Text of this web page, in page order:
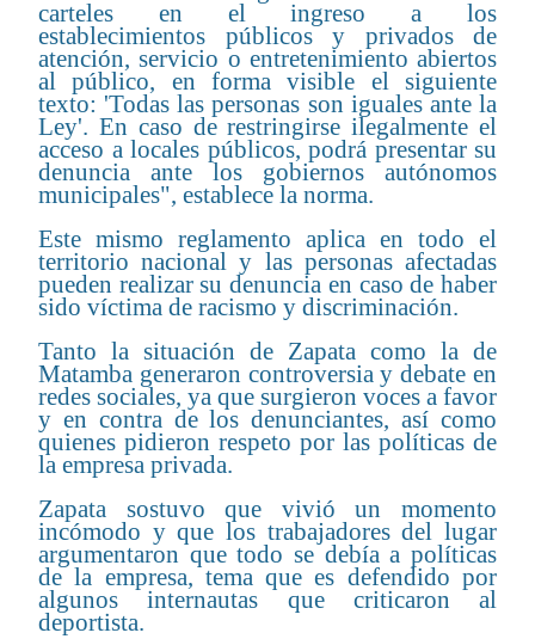
carteles en el ingreso a los
establecimientos públicos y privados de
atención, servicio o entretenimiento abiertos
al público, en forma visible el siguiente
texto: 'Todas las personas son iguales ante la
Ley'. En caso de restringirse ilegalmente el
acceso a locales públicos, podrá presentar su
denuncia ante los gobiernos autónomos
municipales", establece la norma.
Este mismo reglamento aplica en todo el
territorio nacional y las personas afectadas
pueden realizar su denuncia en caso de haber
sido víctima de racismo y discriminación.
Tanto la situación de Zapata como la de
Matamba generaron controversia y debate en
redes sociales, ya que surgieron voces a favor
y en contra de los denunciantes, así como
quienes pidieron respeto por las políticas de
la empresa privada.
Zapata sostuvo que vivió un momento
incómodo y que los trabajadores del lugar
argumentaron que todo se debía a políticas
de la empresa, tema que es defendido por
algunos internautas que criticaron al
deportista.